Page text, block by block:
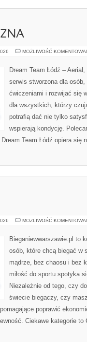
MOŻLIWOŚĆ
Dream Team Łódź –
serwis stworzona dla
ćwiczeniami i rozwijać się
dla wszystkich, którzy
potrafią dać nie tylko
wspierają kondycję.
Team Łódź opiera się
MOŻLIWOŚĆ
Bieganiewwarszawie.pl to
osób, które chcą biegać w
mądrze, bez chaosu i bez
miłość do sportu spotyka
Niezależnie od tego, czy
świecie biegaczy, czy
poprawić
Ciekawe kategorie